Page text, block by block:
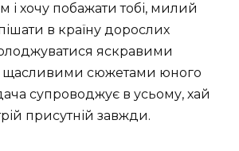
і хочу побажати тобі, милий
в країну дорослих
яскравими
щасливими сюжетами юного
супроводжує в усьому, хай
присутній завжди.